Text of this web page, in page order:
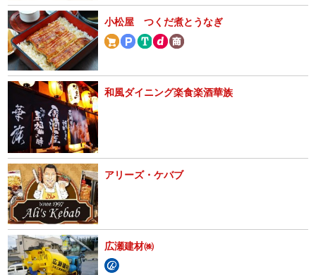
小松屋 つくだ煮とうなぎ
和風ダイニング楽食楽酒華族
アリーズ・ケバブ
広瀬建材㈱